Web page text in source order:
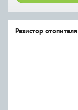
Резистор отопителя